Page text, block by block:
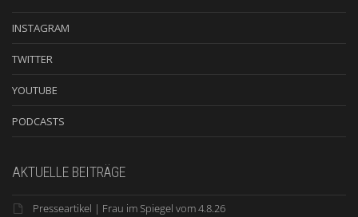
INSTAGRAM
TWITTER
YOUTUBE
PODCASTS
AKTUELLE BEITRÄGE
Presseartikel | Frau im Spiegel vom 4.8.26